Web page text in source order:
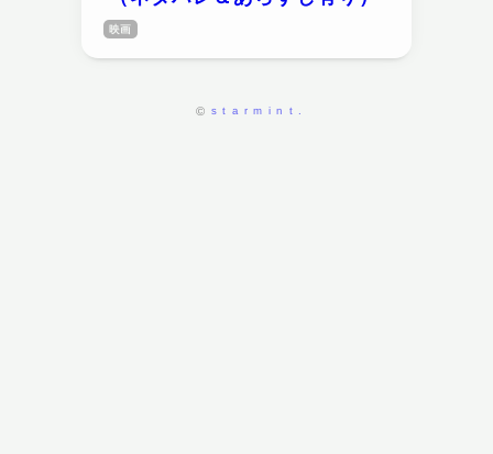
映画
© starmint.